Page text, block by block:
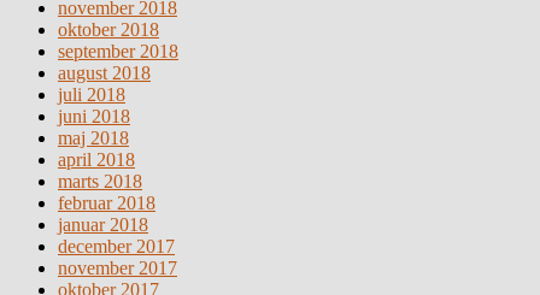
november 2018
oktober 2018
september 2018
august 2018
juli 2018
juni 2018
maj 2018
april 2018
marts 2018
februar 2018
januar 2018
december 2017
november 2017
oktober 2017